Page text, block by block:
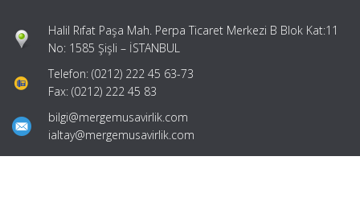
Halil Rıfat Paşa Mah. Perpa Ticaret Merkezi B Blok Kat:11
No: 1585 Şişli – İSTANBUL
Telefon: (0212) 222 45 63-73
Fax: (0212) 222 45 83
bilgi@mergemusavirlik.com
ialtay@mergemusavirlik.com